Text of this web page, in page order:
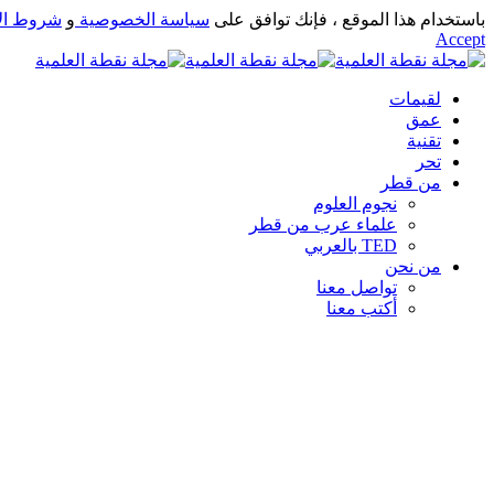
باستخدام هذا الموقع ، فإنك توافق على سياسة الخصوصية و شروط
Accept
لقيمات
عمق
تقنية
تحر
من قطر
نجوم العلوم
علماء عرب من قطر
TED بالعربي
من نحن
تواصل معنا
أكتب معنا